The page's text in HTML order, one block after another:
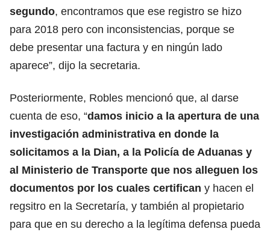
segundo, encontramos que ese registro se hizo
para 2018 pero con inconsistencias, porque se
debe presentar una factura y en ningún lado
aparece”, dijo la secretaria.
Posteriormente, Robles mencionó que, al darse
cuenta de eso, “damos inicio a la apertura de una
investigación administrativa en donde la
solicitamos a la Dian, a la Policía de Aduanas y
al Ministerio de Transporte que nos alleguen los
documentos por los cuales certifican y hacen el
regsitro en la Secretaría, y también al propietario
para que en su derecho a la legítima defensa pueda